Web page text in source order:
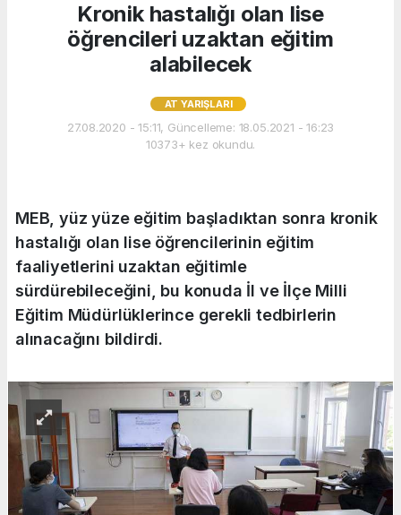
Kronik hastalığı olan lise
öğrencileri uzaktan eğitim
alabilecek
AT YARIŞLARI
27.08.2020 - 15:11, Güncelleme: 18.05.2021 - 16:23
10373+ kez okundu.
MEB, yüz yüze eğitim başladıktan sonra kronik
hastalığı olan lise öğrencilerinin eğitim
faaliyetlerini uzaktan eğitimle
sürdürebileceğini, bu konuda İl ve İlçe Milli
Eğitim Müdürlüklerince gerekli tedbirlerin
alınacağını bildirdi.